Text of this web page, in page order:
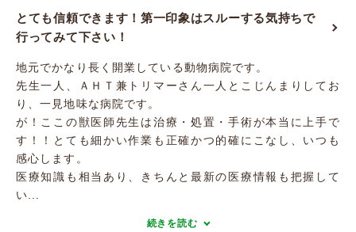
とても信頼できます！第一印象はスルーする気持ちで
行ってみて下さい！
地元でかなり長く開業している動物病院です。
先生一人、ＡＨＴ兼トリマーさん一人とこじんまりしてお
り、一見地味な病院です。
が！ここの獣医師先生は治療・処置・手術が本当に上手で
す！！とても細かい作業も正確かつ的確にこなし、いつも
感心します。
医療知識も相当あり、きちんと最新の医療情報も把握して
い...
続きを読む